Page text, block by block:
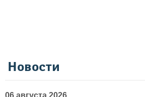
Новости
06 августа 2026